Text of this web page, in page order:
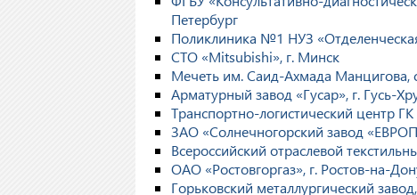
Петербург
Поликлиника №1 НУЗ
СТО «Mitsubishi», г. Минск
Мечеть им. Саид-Ахмада Манцигова,
Арматурный завод «Гусар», г. Гусь-
Транспортно-логистический центр
ЗАО «Солнечногорский завод
Всероссийский отраслевой
ОАО «Ростовгоргаз», г. Ростов-на-
Горьковский металлургический